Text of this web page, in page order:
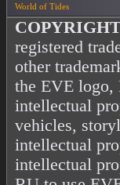
World of Tides
registered
other
the EVE logo,
intellectual
vehicles,
intellectual
intellectual